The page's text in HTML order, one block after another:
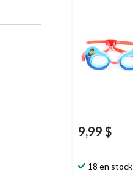
9,99 $
18 en stock